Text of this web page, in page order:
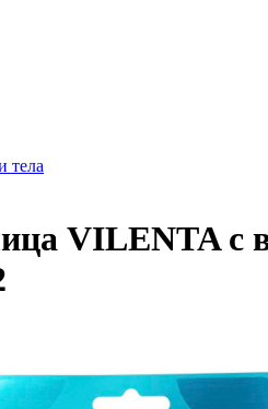
тела
VILENTA с